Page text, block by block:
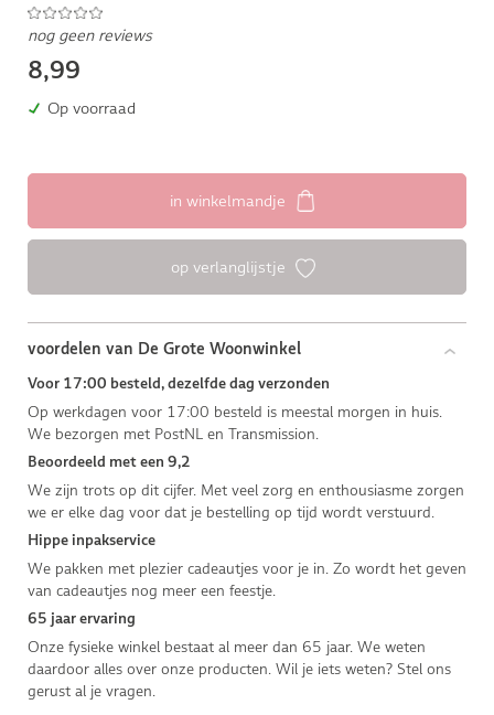
nog geen reviews
8,99
Op voorraad
in winkelmandje
op verlanglijstje
voordelen van De Grote Woonwinkel
Voor 17:00 besteld, dezelfde dag verzonden
Op werkdagen voor 17:00 besteld is meestal morgen in huis.
We bezorgen met PostNL en Transmission.
Beoordeeld met een 9,2
We zijn trots op dit cijfer. Met veel zorg en enthousiasme zorgen
we er elke dag voor dat je bestelling op tijd wordt verstuurd.
Hippe inpakservice
We pakken met plezier cadeautjes voor je in. Zo wordt het geven
van cadeautjes nog meer een feestje.
65 jaar ervaring
Onze fysieke winkel bestaat al meer dan 65 jaar. We weten
daardoor alles over onze producten. Wil je iets weten? Stel ons
gerust al je vragen.